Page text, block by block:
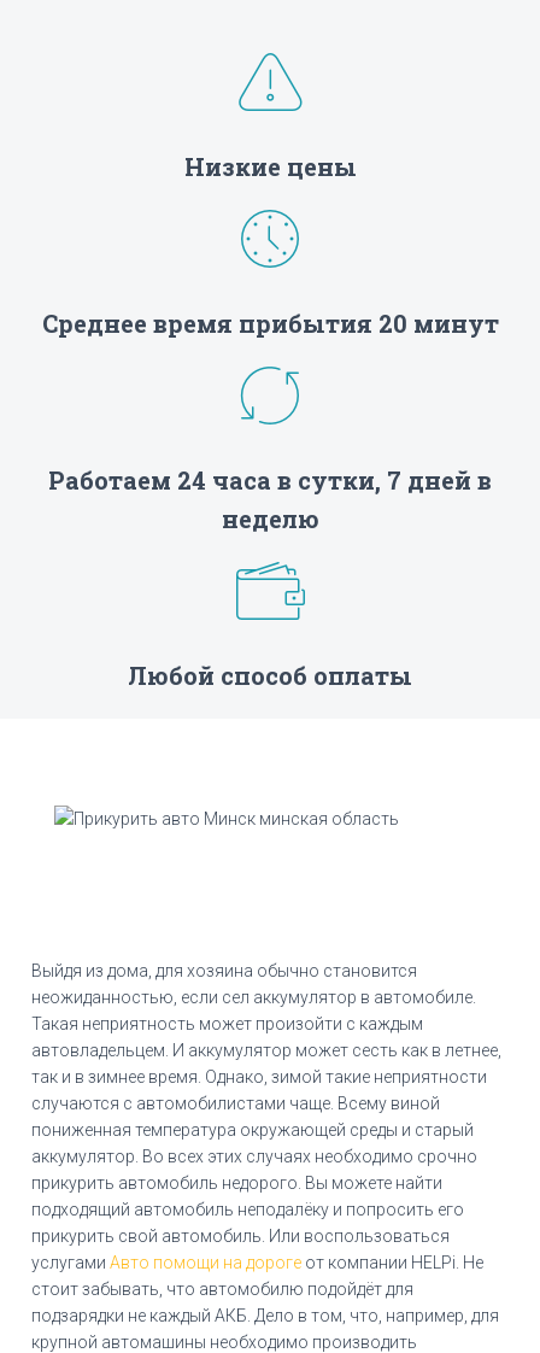
Низкие цены
Среднее время прибытия 20 минут
Работаем 24 часа в сутки, 7 дней в
неделю
Любой способ оплаты
Выйдя из дома, для хозяина обычно становится
неожиданностью, если сел аккумулятор в автомобиле.
Такая неприятность может произойти с каждым
автовладельцем. И аккумулятор может сесть как в летнее,
так и в зимнее время. Однако, зимой такие неприятности
случаются с автомобилистами чаще. Всему виной
пониженная температура окружающей среды и старый
аккумулятор. Во всех этих случаях необходимо срочно
прикурить автомобиль недорого. Вы можете найти
подходящий автомобиль неподалёку и попросить его
прикурить свой автомобиль. Или воспользоваться
услугамиАвто помощи на дороге от компании HELPi. Не
стоит забывать, что автомобилю подойдёт для
подзарядки не каждый АКБ. Дело в том, что, например, для
крупной автомашины необходимо производить